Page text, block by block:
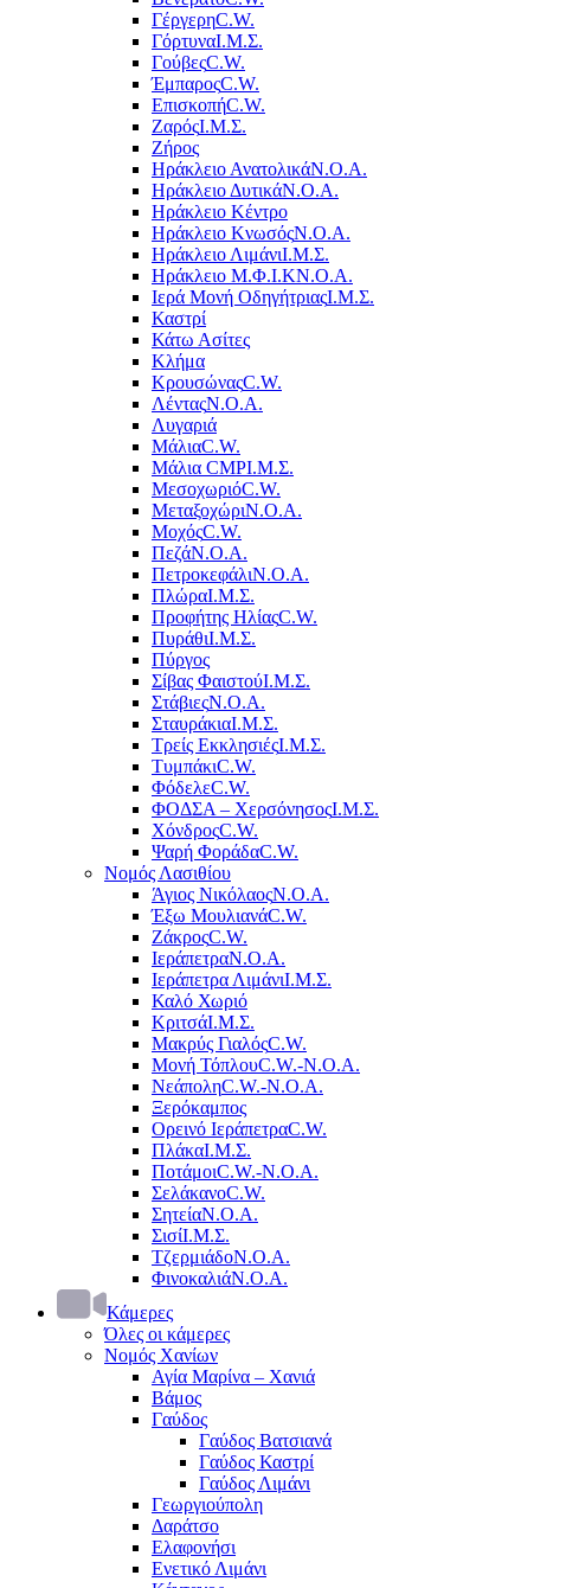
ΓέργερηC.W.
ΓόρτυναΙ.Μ.Σ.
ΓούβεςC.W.
ΈμπαροςC.W.
ΕπισκοπήC.W.
ΖαρόςΙ.Μ.Σ.
Ζήρος
Ηράκλειο ΑνατολικάΝ.Ο.Α.
Ηράκλειο ΔυτικάΝ.Ο.Α.
Ηράκλειο Κέντρο
Ηράκλειο ΚνωσόςΝ.Ο.Α.
Ηράκλειο ΛιμάνιΙ.Μ.Σ.
Ηράκλειο Μ.Φ.Ι.ΚΝ.Ο.Α.
Ιερά Μονή ΟδηγήτριαςΙ.Μ.Σ.
Καστρί
Κάτω Ασίτες
Κλήμα
ΚρουσώναςC.W.
ΛένταςΝ.Ο.Α.
Λυγαριά
ΜάλιαC.W.
Μάλια CMPΙ.Μ.Σ.
ΜεσοχωριόC.W.
ΜεταξοχώριΝ.Ο.Α.
ΜοχόςC.W.
ΠεζάΝ.Ο.Α.
ΠετροκεφάλιΝ.Ο.Α.
ΠλώραΙ.Μ.Σ.
Προφήτης ΗλίαςC.W.
ΠυράθιΙ.Μ.Σ.
Πύργος
Σίβας ΦαιστούΙ.Μ.Σ.
ΣτάβιεςΝ.Ο.Α.
ΣταυράκιαΙ.Μ.Σ.
Τρείς ΕκκλησιέςΙ.Μ.Σ.
ΤυμπάκιC.W.
ΦόδελεC.W.
ΦΟΔΣΑ – ΧερσόνησοςΙ.Μ.Σ.
ΧόνδροςC.W.
Ψαρή ΦοράδαC.W.
Νομός Λασιθίου
Άγιος ΝικόλαοςΝ.Ο.Α.
Έξω ΜουλιανάC.W.
ΖάκροςC.W.
ΙεράπετραΝ.Ο.Α.
Ιεράπετρα ΛιμάνιΙ.Μ.Σ.
Καλό Χωριό
ΚριτσάΙ.Μ.Σ.
Μακρύς ΓιαλόςC.W.
Μονή ΤόπλουC.W.-Ν.Ο.Α.
ΝεάποληC.W.-Ν.Ο.Α.
Ξερόκαμπος
Ορεινό ΙεράπετραC.W.
ΠλάκαΙ.Μ.Σ.
ΠοτάμοιC.W.-Ν.Ο.Α.
ΣελάκανοC.W.
ΣητείαΝ.Ο.Α.
ΣισίΙ.Μ.Σ.
ΤζερμιάδοΝ.Ο.Α.
ΦινοκαλιάΝ.Ο.Α.
Κάμερες
Όλες οι κάμερες
Νομός Χανίων
Αγία Μαρίνα – Χανιά
Βάμος
Γαύδος
Γαύδος Βατσιανά
Γαύδος Καστρί
Γαύδος Λιμάνι
Γεωργιούπολη
Δαράτσο
Ελαφονήσι
Ενετικό Λιμάνι